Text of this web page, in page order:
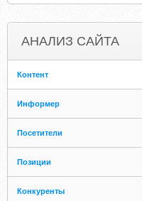
АНАЛИЗ САЙТА
Контент
Информер
Посетители
Позиции
Конкуренты